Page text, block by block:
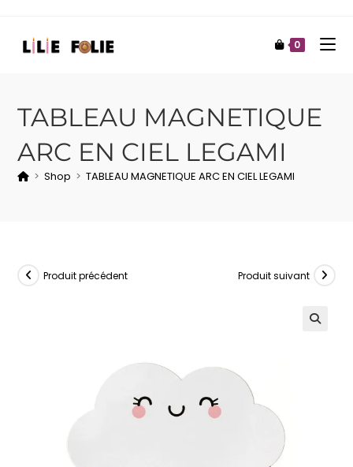
0
TABLEAU MAGNETIQUE
ARC EN CIEL LEGAMI
> Shop > TABLEAU MAGNETIQUE ARC EN CIEL LEGAMI
Produit précédent Produit suivant